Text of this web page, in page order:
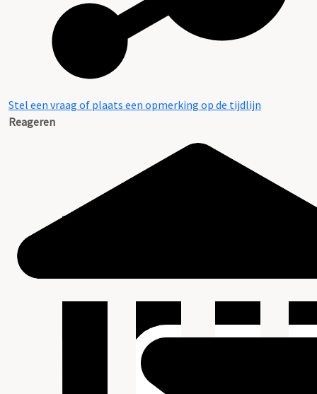
Stel een vraag of plaats een opmerking op de tijdlijn
Reageren